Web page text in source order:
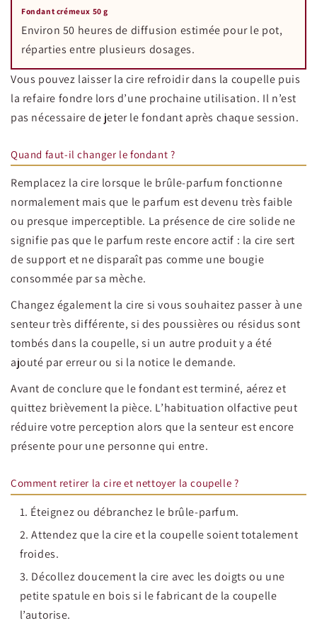
Fondant crémeux 50 g
Environ 50 heures de diffusion estimée pour le pot,
réparties entre plusieurs dosages.
Vous pouvez laisser la cire refroidir dans la coupelle puis
la refaire fondre lors d’une prochaine utilisation. Il n’est
pas nécessaire de jeter le fondant après chaque session.
Quand faut-il changer le fondant ?
Remplacez la cire lorsque le brûle-parfum fonctionne
normalement mais que le parfum est devenu très faible
ou presque imperceptible. La présence de cire solide ne
signifie pas que le parfum reste encore actif : la cire sert
de support et ne disparaît pas comme une bougie
consommée par sa mèche.
Changez également la cire si vous souhaitez passer à une
senteur très différente, si des poussières ou résidus sont
tombés dans la coupelle, si un autre produit y a été
ajouté par erreur ou si la notice le demande.
Avant de conclure que le fondant est terminé, aérez et
quittez brièvement la pièce. L’habituation olfactive peut
réduire votre perception alors que la senteur est encore
présente pour une personne qui entre.
Comment retirer la cire et nettoyer la coupelle ?
Éteignez ou débranchez le brûle-parfum.
Attendez que la cire et la coupelle soient totalement
froides.
Décollez doucement la cire avec les doigts ou une
petite spatule en bois si le fabricant de la coupelle
l’autorise.